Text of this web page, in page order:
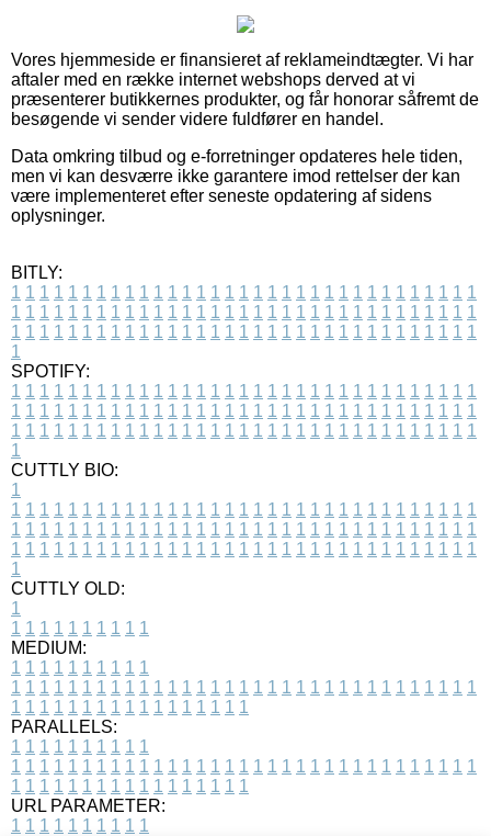
Vores hjemmeside er finansieret af reklameindtægter. Vi har
aftaler med en række internet webshops derved at vi
præsenterer butikkernes produkter, og får honorar såfremt de
besøgende vi sender videre fuldfører en handel.
Data omkring tilbud og e-forretninger opdateres hele tiden,
men vi kan desværre ikke garantere imod rettelser der kan
være implementeret efter seneste opdatering af sidens
oplysninger.
BITLY:
1 1 1 1 1 1 1 1 1 1 1 1 1 1 1 1 1 1 1 1 1 1 1 1 1 1 1 1 1 1 1 1 1
1 1 1 1 1 1 1 1 1 1 1 1 1 1 1 1 1 1 1 1 1 1 1 1 1 1 1 1 1 1 1 1 1
1 1 1 1 1 1 1 1 1 1 1 1 1 1 1 1 1 1 1 1 1 1 1 1 1 1 1 1 1 1 1 1 1
1
SPOTIFY:
1 1 1 1 1 1 1 1 1 1 1 1 1 1 1 1 1 1 1 1 1 1 1 1 1 1 1 1 1 1 1 1 1
1 1 1 1 1 1 1 1 1 1 1 1 1 1 1 1 1 1 1 1 1 1 1 1 1 1 1 1 1 1 1 1 1
1 1 1 1 1 1 1 1 1 1 1 1 1 1 1 1 1 1 1 1 1 1 1 1 1 1 1 1 1 1 1 1 1
1
CUTTLY BIO:
1
1 1 1 1 1 1 1 1 1 1 1 1 1 1 1 1 1 1 1 1 1 1 1 1 1 1 1 1 1 1 1 1 1
1 1 1 1 1 1 1 1 1 1 1 1 1 1 1 1 1 1 1 1 1 1 1 1 1 1 1 1 1 1 1 1 1
1 1 1 1 1 1 1 1 1 1 1 1 1 1 1 1 1 1 1 1 1 1 1 1 1 1 1 1 1 1 1 1 1
1
CUTTLY OLD:
1
1 1 1 1 1 1 1 1 1 1
MEDIUM:
1 1 1 1 1 1 1 1 1 1
1 1 1 1 1 1 1 1 1 1 1 1 1 1 1 1 1 1 1 1 1 1 1 1 1 1 1 1 1 1 1 1 1
1 1 1 1 1 1 1 1 1 1 1 1 1 1 1 1 1
PARALLELS:
1 1 1 1 1 1 1 1 1 1
1 1 1 1 1 1 1 1 1 1 1 1 1 1 1 1 1 1 1 1 1 1 1 1 1 1 1 1 1 1 1 1 1
1 1 1 1 1 1 1 1 1 1 1 1 1 1 1 1 1
URL PARAMETER:
1 1 1 1 1 1 1 1 1 1